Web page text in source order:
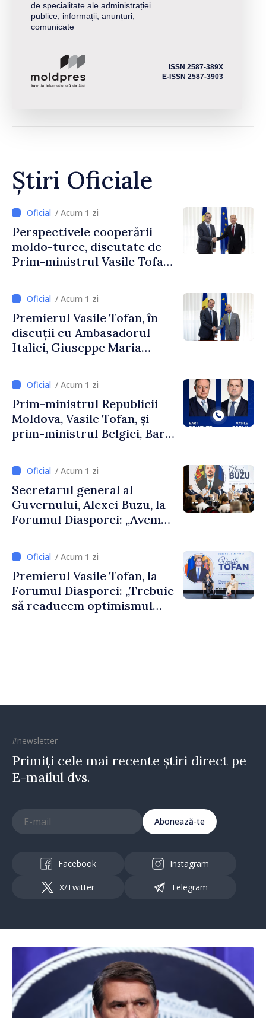
de specialitate ale administrației
publice, informații, anunțuri,
comunicate
ISSN 2587-389X
E-ISSN 2587-3903
Știri Oficiale
/ Acum 1 zi
Perspectivele cooperării
moldo-turce, discutate de
Prim-ministrul Vasile Tofan
Uygar Mustafa Sertel
/ Acum 1 zi
Premierul Vasile Tofan, în
discuții cu Ambasadorul
Italiei, Giuseppe Maria
/ Acum 1 zi
Prim-ministrul Republicii
Moldova, Vasile Tofan, și
prim-ministrul Belgiei, Bart
despre parcursul european
al Republicii Moldova.
/ Acum 1 zi
Secretarul general al
Guvernului, Alexei Buzu, la
Forumul Diasporei: „Avem
dumneavoastră pentru a
construi comunități mai
puternice”
/ Acum 1 zi
Premierul Vasile Tofan, la
Forumul Diasporei: „Trebuie
să readucem optimismul
#newsletter
Primiți cele mai recente știri direct pe
E-mailul dvs.
Abonează-te
Facebook Instagram
X/Twitter Telegram